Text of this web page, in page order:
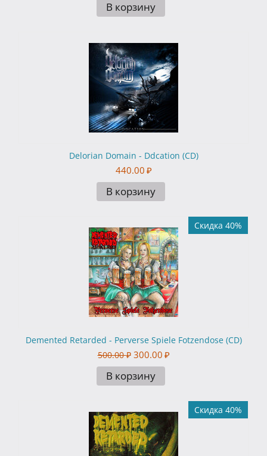
В корзину
Delorian Domain - Ddcation (CD)
440.00 ₽
В корзину
Скидка 40%
Demented Retarded - Perverse Spiele Fotzendose (CD)
500.00 ₽ 300.00 ₽
В корзину
Скидка 40%